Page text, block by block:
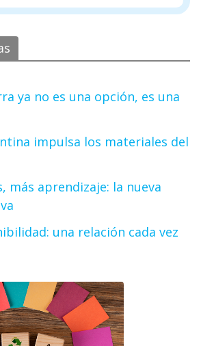
ya no es una opción, es una
impulsa los materiales del
más aprendizaje: la nueva
una relación cada vez